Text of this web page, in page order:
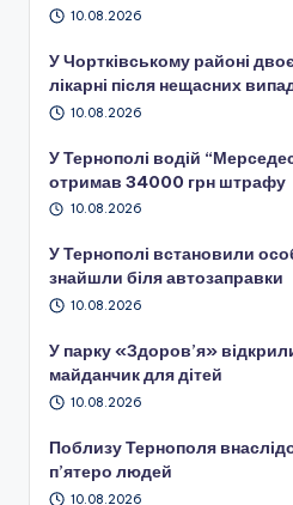
10.08.2026
У Чортківському районі
лікарні після нещасних
10.08.2026
У Тернополі водій
отримав 34000 грн штрафу
10.08.2026
У Тернополі встановили
знайшли біля автозаправки
10.08.2026
У парку «Здоров’я»
майданчик для дітей
10.08.2026
Поблизу Тернополя
п’ятеро людей
10.08.2026